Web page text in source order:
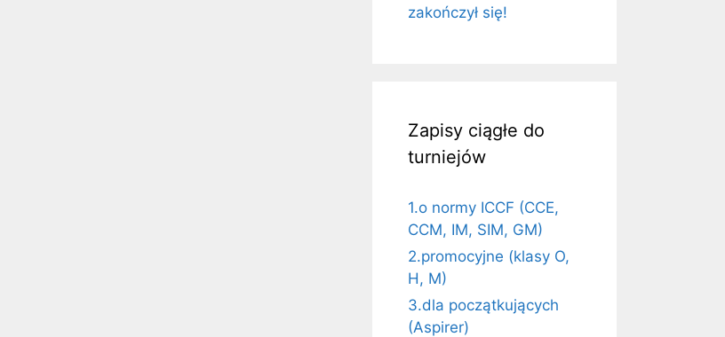
zakończył się!
Zapisy ciągłe do
turniejów
1.o normy ICCF (CCE,
CCM, IM, SIM, GM)
2.promocyjne (klasy O,
H, M)
3.dla początkujących
(Aspirer)